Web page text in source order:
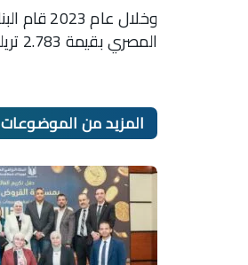
المصري بقيمة 2.783 تريليون جنيه .
المزيد منالموضوعات